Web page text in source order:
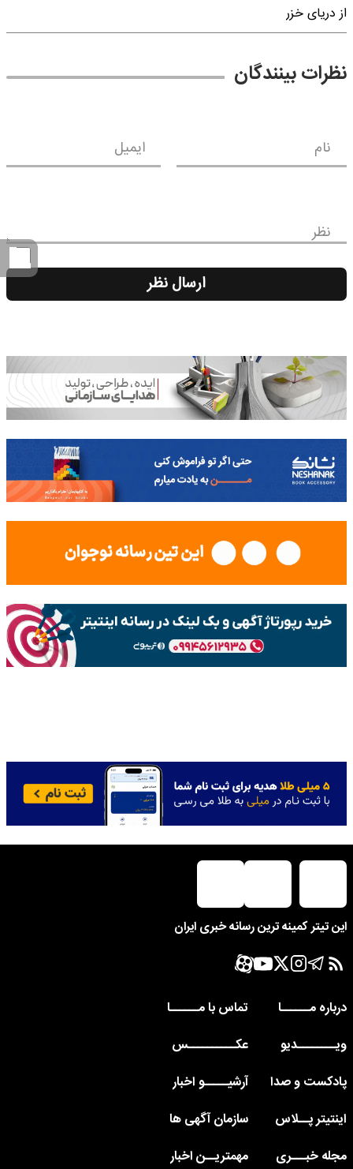
از دریای خزر
نظرات بینندگان
نام ایمیل
نظر
ارسال نظر
این تیتر کمینه ترین رسانه خبری ایران
درباره مــــــا
تماس با مــــــا
ویــــــــدیو
عکــــــــــس
پادکست و صدا
آرشیـــــو اخبار
اینتیتر پــلاس
سازمان آگهی ها
مجله خبـــری
مهمتریــن اخبار